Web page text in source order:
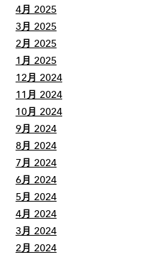
4月 2025
3月 2025
2月 2025
1月 2025
12月 2024
11月 2024
10月 2024
9月 2024
8月 2024
7月 2024
6月 2024
5月 2024
4月 2024
3月 2024
2月 2024